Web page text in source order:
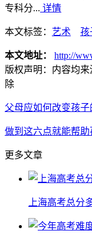
专科分... 详情
本文标签： 艺术 孩
本文地址：
http://
版权声明： 内容均
除
父母应如何改变孩
做到这六点就能帮
更多文章
上海高考总分